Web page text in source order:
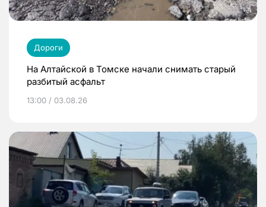
Дороги
На Алтайской в Томске начали снимать старый
разбитый асфальт
13:00 / 03.08.26